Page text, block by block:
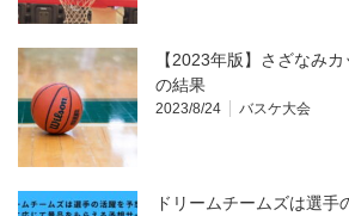
【2023年版】さざなみ
の結果
2023/8/24 バスケ大会
ドリームチームズは選手